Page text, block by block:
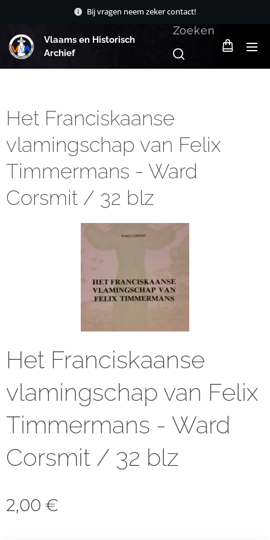
Bij vragen neem zeker contact!
Vlaams en Historisch
Archief
Zoeken
Het Franciskaanse
vlamingschap van Felix
Timmermans - Ward
Corsmit / 32 blz
Het Franciskaanse
vlamingschap van Felix
Timmermans - Ward
Corsmit / 32 blz
2,00 €